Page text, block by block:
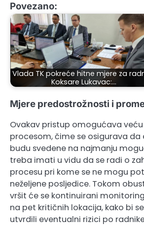
Povezano:
Vlada TK pokreće hitne mjere za
Koksare Lukavac:…
Mjere predostrožnosti i
Ovakav pristup omogućava
procesom, čime se osigurava da
budu svedene na najmanju
treba imati u vidu da se radi o
procesu pri kome se ne mogu
neželjene posljedice. Tokom
vršit će se kontinuirani
na pet kritičnih lokacija, kako bi
utvrdili eventualni rizici po